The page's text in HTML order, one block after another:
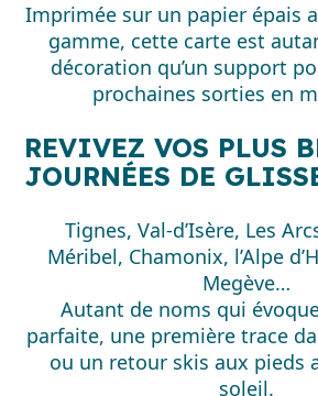
Imprimée sur un papier épais
gamme, cette carte est
décoration qu’un support
prochaines sorties en
REVIVEZ VOS PLUS
JOURNÉES DE
Tignes, Val-d’Isère, Les
Méribel, Chamonix, l’Alpe
Megève…
Autant de noms qui
parfaite, une première trace
ou un retour skis aux pieds
soleil.